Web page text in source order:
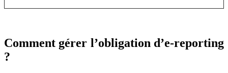
Comment gérer l’obligation d’e-reporting
?